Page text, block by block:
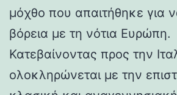
μόχθο που απαιτήθηκε για
βόρεια με τη νότια Ευρώπη.
Κατεβαίνοντας προς την
ολοκληρώνεται με την